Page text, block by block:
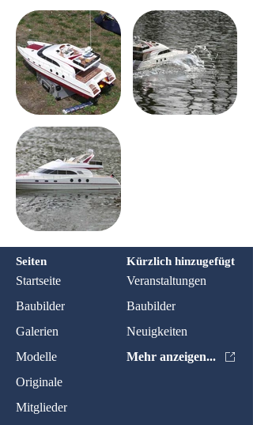
Seiten Kürzlich hinzugefügt
Startseite
Veranstaltungen
Baubilder
Baubilder
Galerien
Neuigkeiten
Modelle
Mehr anzeigen...
Originale
Mitglieder